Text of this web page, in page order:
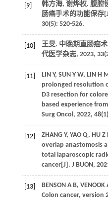
[9]
韩方海, 谢烨权. 腹腔
肠癌手术的功能保存
30(5): 520-526.
[10]
王旻. 中晚期直肠癌
代医学杂志, 2023,
[11]
LIN Y, SUN Y W, LIN
prolonged resolution
D3 resection for
based experience
Surg Oncol, 2022,
[12]
ZHANG Y, YAO Q, HU
overlap anastomosis
total laparoscopic
cancer[J]. J BUON,
[13]
BENSON A B,
Colon cancer, version